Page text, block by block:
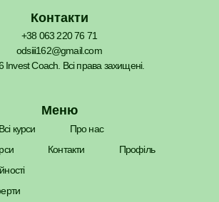
Контакти
+38 063 220 76 71
odsiii162@gmail.com
Invest Coach. Всі права захищені.
Меню
Всі курси
Про нас
Контакти
Профіль